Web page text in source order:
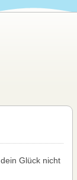
Glück nicht